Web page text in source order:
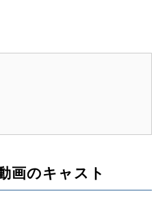
画のキャスト